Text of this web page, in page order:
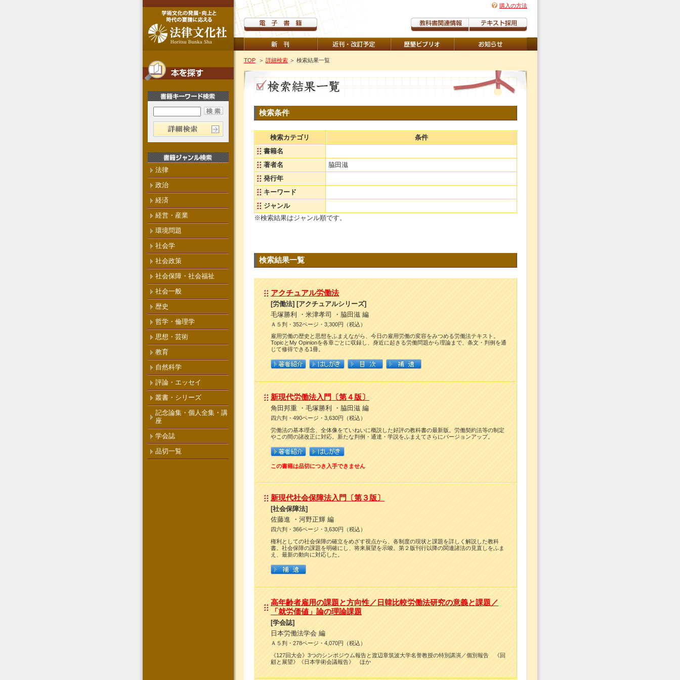
購入の方法
TOP ＞ 詳細検索 ＞ 検索結果一覧
検索条件
検索カテゴリ
条件
書籍名
著者名
脇田滋
発行年
キーワード
ジャンル
※検索結果はジャンル順です。
検索結果一覧
アクチュアル労働法
[労働法] [アクチュアルシリーズ]
毛塚勝利 ・米津孝司 ・脇田滋 編
Ａ５判・352ページ・3,300円（税込）
雇用労働の歴史と思想をふまえながら、今日の雇用労働の変容をみつめる労働法テキスト。
TopicとMy Opinionを各章ごとに収録し、身近に起きる労働問題から理論まで、条文・判例を通
じて修得できる1冊。
新現代労働法入門〔第４版〕
角田邦重 ・毛塚勝利 ・脇田滋 編
四六判・490ページ・3,630円（税込）
労働法の基本理念、全体像をていねいに概説した好評の教科書の最新版。労働契約法等の制定
やこの間の諸改正に対応。新たな判例・通達・学説をふまえてさらにバージョンアップ。
この書籍は品切につき入手できません
新現代社会保障法入門〔第３版〕
[社会保障法]
佐藤進 ・河野正輝 編
四六判・366ページ・3,630円（税込）
権利としての社会保障の確立をめざす視点から、各制度の現状と課題を詳しく解説した教科
書。社会保障の課題を明確にし、将来展望を示唆。第２版刊行以降の関連諸法の見直しをふま
え、最新の動向に対応した。
高年齢者雇用の課題と方向性／日韓比較労働法研究の意義と課題／
「就労価値」論の理論課題
[学会誌]
日本労働法学会 編
Ａ５判・278ページ・4,070円（税込）
《127回大会》3つのシンポジウム報告と渡辺章筑波大学名誉教授の特別講演／個別報告 《回
顧と展望》《日本学術会議報告》 ほか
法律
政治
経済
経営・産業
環境問題
社会学
社会政策
社会保障・社会福祉
社会一般
歴史
哲学・倫理学
思想・芸術
教育
自然科学
評論・エッセイ
叢書・シリーズ
記念論集・個人全集・講
座
学会誌
品切一覧